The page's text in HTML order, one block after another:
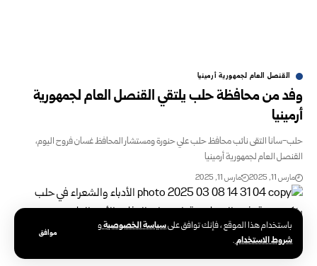
باستخدام هذا الموقع ، فإنك توافق علىسياسة الخصوصيةو
شروط الاستخدام.
موافق
القنصل العام لجمهورية أرمينيا
وفد من محافظة حلب يلتقي القنصل العام لجمهورية
أرمينيا
حلب-سانا التقى نائب محافظ حلب علي حنورة ومستشار المحافظ غسان فروح اليوم،
القنصل العام لجمهورية أرمينيا
مارس 11, 2025 مارس 11, 2025